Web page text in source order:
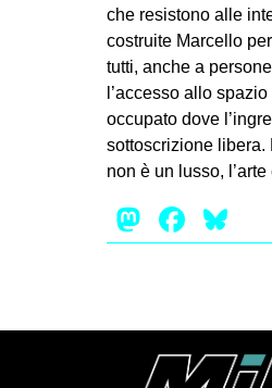
SPORT
DIRITTO
GENERI
che resistono alle
costruite Marcello
tutti, anche a
l’accesso allo
occupato dove
sottoscrizione libera.
non è un lusso,